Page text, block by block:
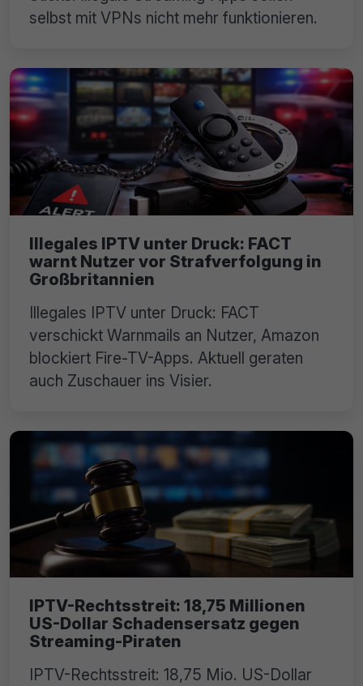
selbst mit VPNs nicht mehr funktionieren.
Illegales IPTV unter Druck: FACT
warnt Nutzer vor Strafverfolgung in
Großbritannien
Illegales IPTV unter Druck: FACT
verschickt Warnmails an Nutzer, Amazon
blockiert Fire-TV-Apps. Aktuell geraten
auch Zuschauer ins Visier.
IPTV-Rechtsstreit: 18,75 Millionen
US-Dollar Schadensersatz gegen
Streaming-Piraten
IPTV-Rechtsstreit: 18,75 Mio. US-Dollar